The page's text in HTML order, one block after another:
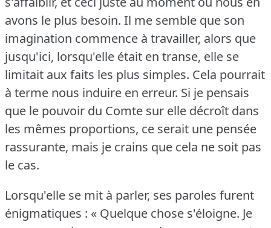
avons le plus besoin. Il me semble que son
imagination commence à travailler, alors que
jusqu'ici, lorsqu'elle était en transe, elle se
limitait aux faits les plus simples. Cela pourrait
à terme nous induire en erreur. Si je pensais
que le pouvoir du Comte sur elle décroît dans
les mêmes proportions, ce serait une pensée
rassurante, mais je crains que cela ne soit pas
le cas.
Lorsqu'elle se mit à parler, ses paroles furent
énigmatiques : « Quelque chose s'éloigne. Je